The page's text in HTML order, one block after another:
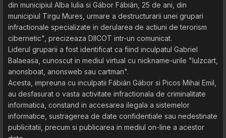
din municipiul Alba Iulia si Gábor Fábián, 25 de ani, din
municipiul Tirgu Mures, urmare a destructurarii unei grupari
infractionale specializate in derularea de actiuni de terorism
cibernetic", precizeaza DIICOT intr-un comunicat.
Liderul gruparii a fost identificat ca fiind inculpatul Gabriel
Balaeasa, cunoscut in mediul virtual cu nickname-urile "lulzcart,
anonsboat, anonsweb sau cartman".
Acesta, impreuna cu inculpatii Fábián Gábor si Picos Mihai Emil,
au desfasurat o vasta activitate infractionala de criminalitate
informatica, constand in accesarea ilegala a sistemelor
informatice, sustragerea de date confidentiale sau nedestinate
publicitatii, precum si publicarea in mediul on-line a acestor